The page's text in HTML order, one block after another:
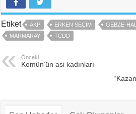
Etiket AKP ERKEN SEÇIM
GEBZE-
MARMARAY
TCDD
Önceki
Komün’ün asi kadınları